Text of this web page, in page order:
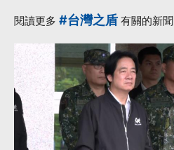
未來帳戶三讀通過
（2026.7.20-
7.26）
EMT· 三讀通過·
修正草案·川普政府·
未來帳戶 更多...
閱讀更多 #台灣之盾 有關的新聞